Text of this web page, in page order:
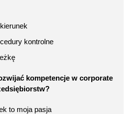
kontrolne
kompetencje w corporate
to moja pasja